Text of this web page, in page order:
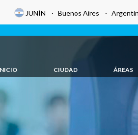
JUNÍN · Buenos Aires ·
CIUDAD ÁREAS